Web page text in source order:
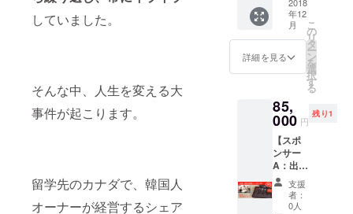
していました。
そんな中、人生を変える大
事件が起こります。
留学先のカナダで、韓国人
オーナーが経営するシェア
て頂戴
させて
いただ
す。ご
理解頂
ろしく
お願い
いたし
ます。
そづく
りの
本」を
セット
にし
(送料込
み)
・自宅
ででき
る郵送
検査
キッ
ト"ウン
ログ
どに行
かせて
いただ
きま
す！(～
の際
に、腸
ムはレ
ンタル
できま
す。 ※
画像は
サンプ
ム「腸
内革
命」を
使った
「腸活
はじめ
講師兼
ゲーム
マス
ターと
して、
全国の
小中高
学校、
イベン
2018
年12
月
詳細を見る
こ
の
リ
タ
ー
ン
を
選
択
す
る
85,
000 円
残り1
【スポ
ンサー
A：出張
腸活講
座パッ
ク】 腸
支援
者：
0人